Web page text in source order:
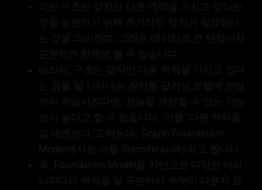
이는 구조는 같지만 다른 맥락을 가지고 있다는
것을 표현하기 위해 추가적인 장치가 필요하다
는 것을 의미하며, 그래프 데이터의 큰 단점이자
근본적인 한계로 볼 수 있습니다.
따라서, 구조는 같지만 다른 맥락을 가지고 있다
는 점을 잘 나타내는 장치를 딥러닝 모델에 전달
하여 학습시킨다면, 성능을 개선할 수 있는 가능
성이 높다고 할 수 있습니다. 이를 '다른 맥락을
잘 대변한다'고 하는데, Graph Foundation
Model에서는 이를 Transferability라고 합니다.
즉, Foundation Model을 기반으로 다양한 데이
터마다의 맥락을 잘 구분하여 무엇이 다른지 표